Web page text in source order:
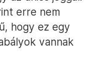
erre nem
hogy ez egy
vannak